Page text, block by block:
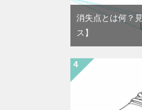
消失点とは何？
ス】